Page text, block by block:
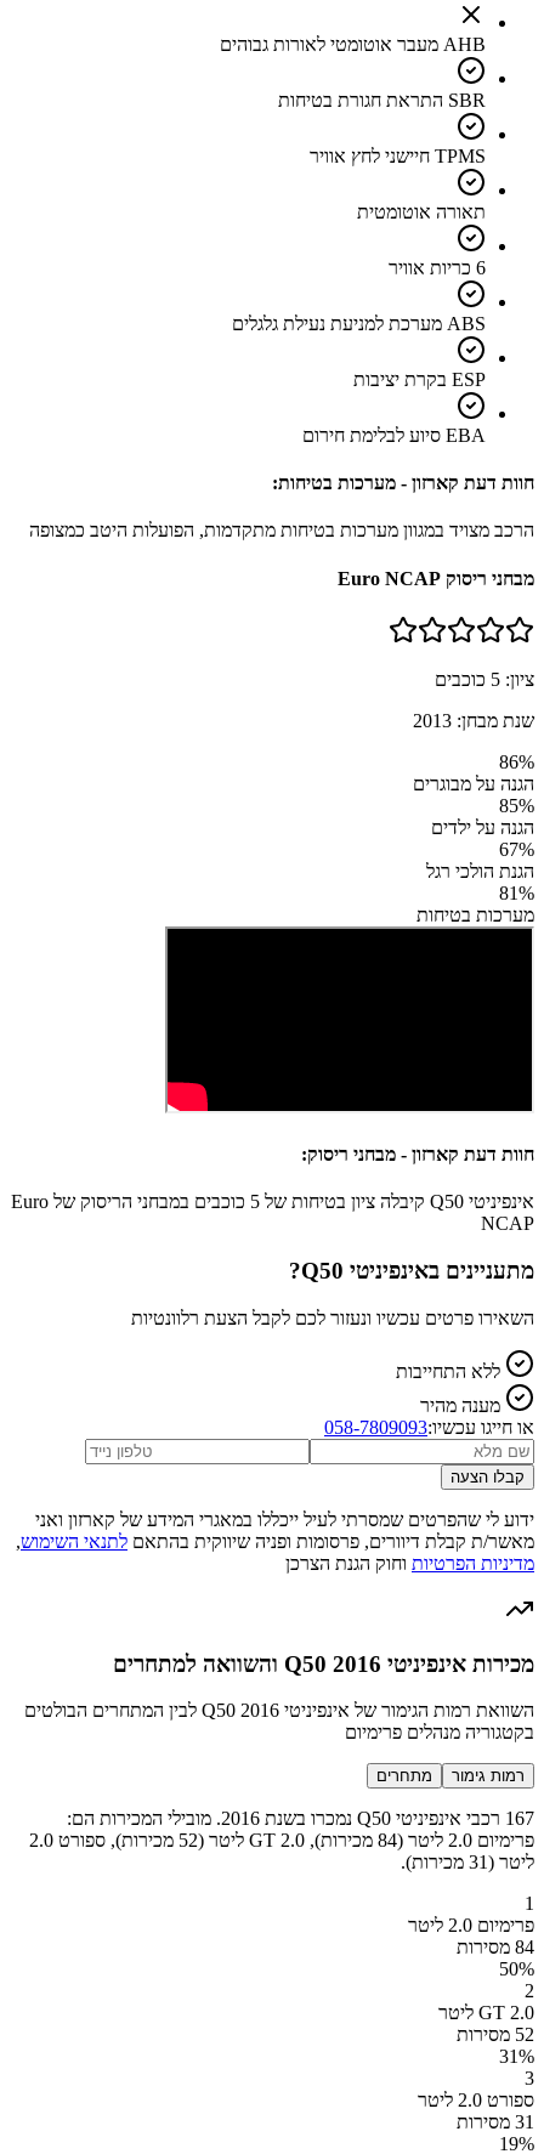
AHB מעבר אוטומטי לאורות גבוהים
SBR התראת חגורת בטיחות
TPMS חיישני לחץ אוויר
תאורה אוטומטית
6 כריות אוויר
ABS מערכת למניעת נעילת גלגלים
ESP בקרת יציבות
EBA סיוע לבלימת חירום
חוות דעת קארזון - מערכות בטיחות:
הרכב מצויד במגוון מערכות בטיחות מתקדמות, הפועלות היטב כמצופה
מבחני ריסוק Euro NCAP
ציון: 5 כוכבים
שנת מבחן: 2013
86%
הגנה על מבוגרים
85%
הגנה על ילדים
67%
הגנת הולכי רגל
81%
מערכות בטיחות
חוות דעת קארזון - מבחני ריסוק:
אינפיניטי Q50 קיבלה ציון בטיחות של 5 כוכבים במבחני הריסוק של Euro
NCAP
מתעניינים באינפיניטי Q50 ?
השאירו פרטים עכשיו ונעזור לכם לקבל הצעת רלוונטיות
ללא התחייבות
מענה מהיר
או חייגו עכשיו:058-7809093
קבלו הצעה
ידוע לי שהפרטים שמסרתי לעיל ייכללו במאגרי המידע של קארזון ואני
מאשר/ת קבלת דיוורים, פרסומות ופניה שיווקית בהתאם לתנאי השימוש,
מדיניות הפרטיות וחוק הגנת הצרכן
מכירות אינפיניטי Q50 2016 והשוואה למתחרים
השוואת רמות הגימור של אינפיניטי Q50 2016 לבין המתחרים הבולטים
בקטגוריה מנהלים פרימיום
רמות גימור מתחרים
167 רכבי אינפיניטי Q50 נמכרו בשנת 2016. מובילי המכירות הם:
פרימיום 2.0 ליטר (84 מכירות), GT 2.0 ליטר (52 מכירות), ספורט 2.0
ליטר (31 מכירות).
1
פרימיום 2.0 ליטר
84 מסירות
50%
2
GT 2.0 ליטר
52 מסירות
31%
3
ספורט 2.0 ליטר
31 מסירות
19%